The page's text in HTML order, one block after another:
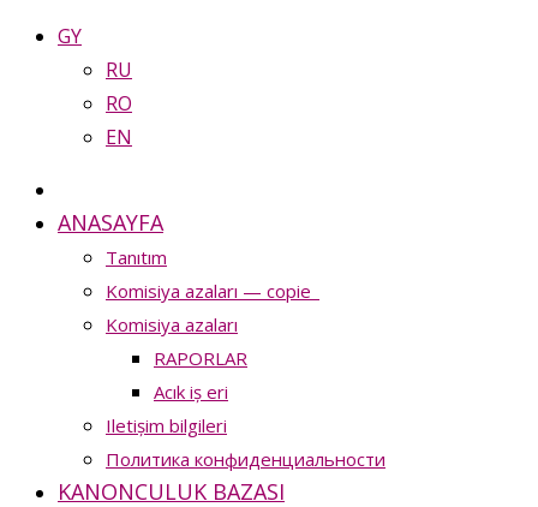
GY
RU
RO
EN
ANASAYFA
Tanıtım
Komisiya azaları — copie_
Komisiya azaları
RAPORLAR
Acık iș eri
Iletișim bilgileri
Политика конфиденциальности
KANONCULUK BAZASI